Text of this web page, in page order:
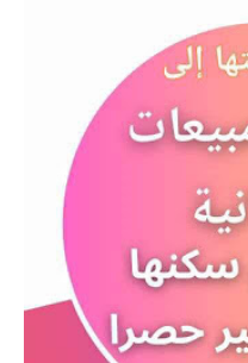
المرحلة الابتدائية
المرحلة المتوسطة
المرحلة الاعدادية
كتب مدرسية
المرحلة الابتدائية
المرحلة المتوسطة